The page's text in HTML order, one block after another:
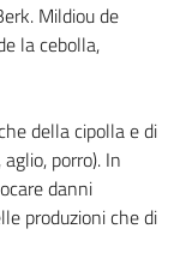
Mildiou de
la cebolla,
della cipolla e di
porro). In
danni
produzioni che di